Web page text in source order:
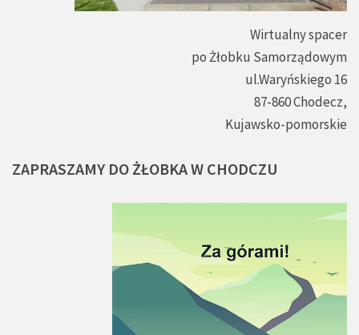
Wirtualny spacer
po Żłobku Samorządowym
ul.Waryńskiego 16
87-860 Chodecz,
Kujawsko-pomorskie
ZAPRASZAMY DO ŻŁOBKAW CHODCZU